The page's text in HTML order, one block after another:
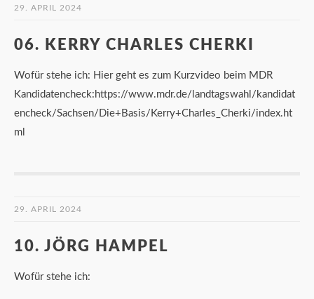
29. APRIL 2024
06. KERRY CHARLES CHERKI
Wofür stehe ich: Hier geht es zum Kurzvideo beim MDR
Kandidatencheck:https://www.mdr.de/landtagswahl/kandidat
encheck/Sachsen/Die+Basis/Kerry+Charles_Cherki/index.ht
ml
29. APRIL 2024
10. JÖRG HAMPEL
Wofür stehe ich: